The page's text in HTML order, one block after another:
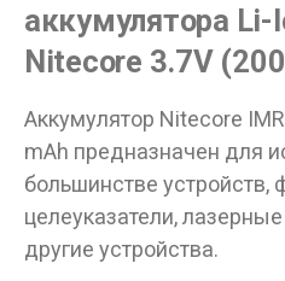
аккумулятора Li-
Nitecore 3.7V
Аккумулятор Nitecore
mAh предназначен для
большинстве устройств,
целеуказатели,
другие устройства.
Данные товары
Вам